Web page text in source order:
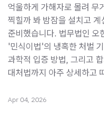
억울하게 가해자로 몰려 무
찍힐까 봐 밤잠을 설치고
준비했습니다. 법무법인 오
'민식이법'의 냉혹한 처벌
과학적 입증 방법, 그리고
대처법까지 아주 상세하고
Apr 04, 2026